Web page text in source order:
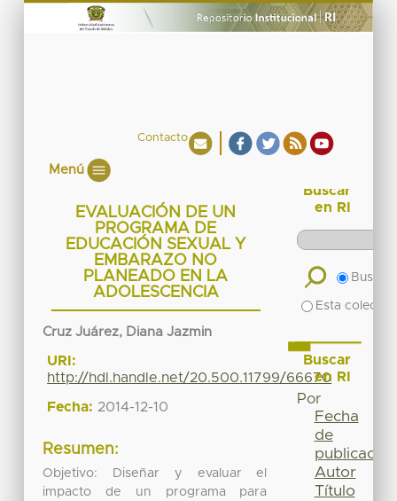
Contacto
Menú
EVALUACIÓN DE UN
PROGRAMA DE
EDUCACIÓN SEXUAL Y
EMBARAZO NO
PLANEADO EN LA
ADOLESCENCIA
Cruz Juárez, Diana Jazmin
URI:
http://hdl.handle.net/20.500.11799/66670
Fecha: 2014-12-10
Resumen:
Objetivo: Diseñar y evaluar el
impacto de un programa para
Buscar
en RI
Buscar
Esta
Buscar
en RI
Por
Fecha
de
publicación
Autor
Título